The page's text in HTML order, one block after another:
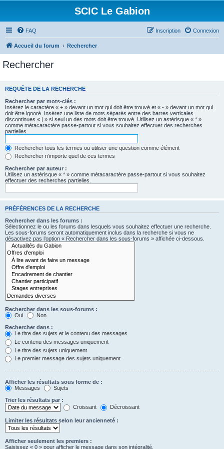
SCIC Le Gabion
FAQ Connexion
Inscription
Accueil du forum Rechercher
Rechercher
REQUÊTE DE LA RECHERCHE
Rechercher par mots-clés :
Insérez le caractère « + » devant un mot qui doit être trouvé et « - » devant un mot qui
doit être ignoré. Insérez une liste de mots séparés entre des barres verticales
discontinues « | » si seul un des mots doit être trouvé. Utilisez un astérisque « * »
comme métacaractère passe-partout si vous souhaitez effectuer des recherches
partielles.
Rechercher tous les termes ou utiliser une question comme élément
Rechercher n’importe quel de ces termes
Rechercher par auteur :
Utilisez un astérisque « * » comme métacaractère passe-partout si vous souhaitez
effectuer des recherches partielles.
PRÉFÉRENCES DE LA RECHERCHE
Rechercher dans les forums :
Sélectionnez le ou les forums dans lesquels vous souhaitez effectuer une recherche.
Les sous-forums seront automatiquement inclus dans la recherche si vous ne
désactivez pas l’option « Rechercher dans les sous-forums » affichée ci-dessous.
Rechercher dans les sous-forums :
Oui
Non
Rechercher dans :
Le titre des sujets et le contenu des messages
Le contenu des messages uniquement
Le titre des sujets uniquement
Le premier message des sujets uniquement
Afficher les résultats sous forme de :
Messages
Sujets
Trier les résultats par :
Croissant
Décroissant
Limiter les résultats selon leur ancienneté :
Afficher seulement les premiers :
Saisissez « 0 » pour afficher le message dans son intégralité.